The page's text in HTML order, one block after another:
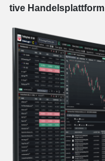
tive Han­dels­platt­form